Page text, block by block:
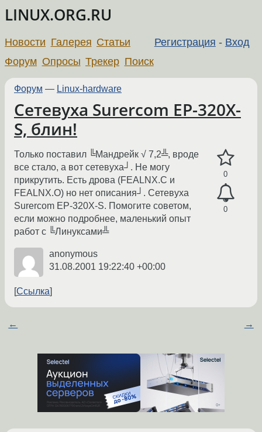
LINUX.ORG.RU
Регистрация - Вход
Новости Галерея Статьи
Форум Опросы Трекер Поиск
Форум — Linux-hardware
Сетевуха Surercom EP-320X-
S, блин!
0
0
Только поставил ╚Мандрейк √ 7,2╩, вроде
все стало, а вот сетевуха┘. Не могу
прикрутить. Есть дрова (FEALNX.C и
FEALNX.O) но нет описания┘. Сетевуха
Surercom EP-320X-S. Помогите советом,
если можно подробнее, маленький опыт
работ с ╚Линуксами╩
anonymous
31.08.2001 19:22:40 +00:00
Ссылка
← →